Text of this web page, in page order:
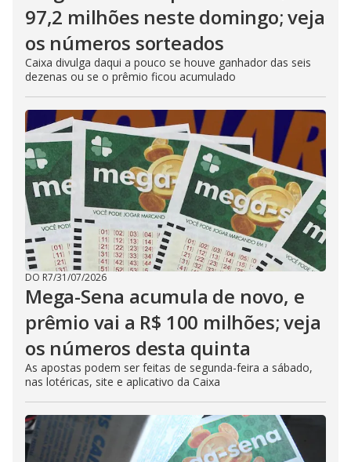
97,2 milhões neste domingo; veja
os números sorteados
Caixa divulga daqui a pouco se houve ganhador das seis
dezenas ou se o prêmio ficou acumulado
DO R7/31/07/2026
Mega-Sena acumula de novo, e
prêmio vai a R$ 100 milhões; veja
os números desta quinta
As apostas podem ser feitas de segunda-feira a sábado,
nas lotéricas, site e aplicativo da Caixa